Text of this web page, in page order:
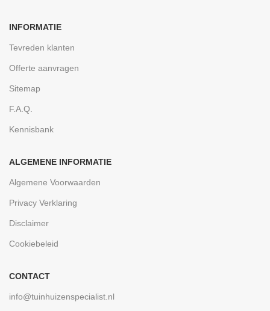
INFORMATIE
Tevreden klanten
Offerte aanvragen
Sitemap
F.A.Q.
Kennisbank
ALGEMENE INFORMATIE
Algemene Voorwaarden
Privacy Verklaring
Disclaimer
Cookiebeleid
CONTACT
info@tuinhuizenspecialist.nl